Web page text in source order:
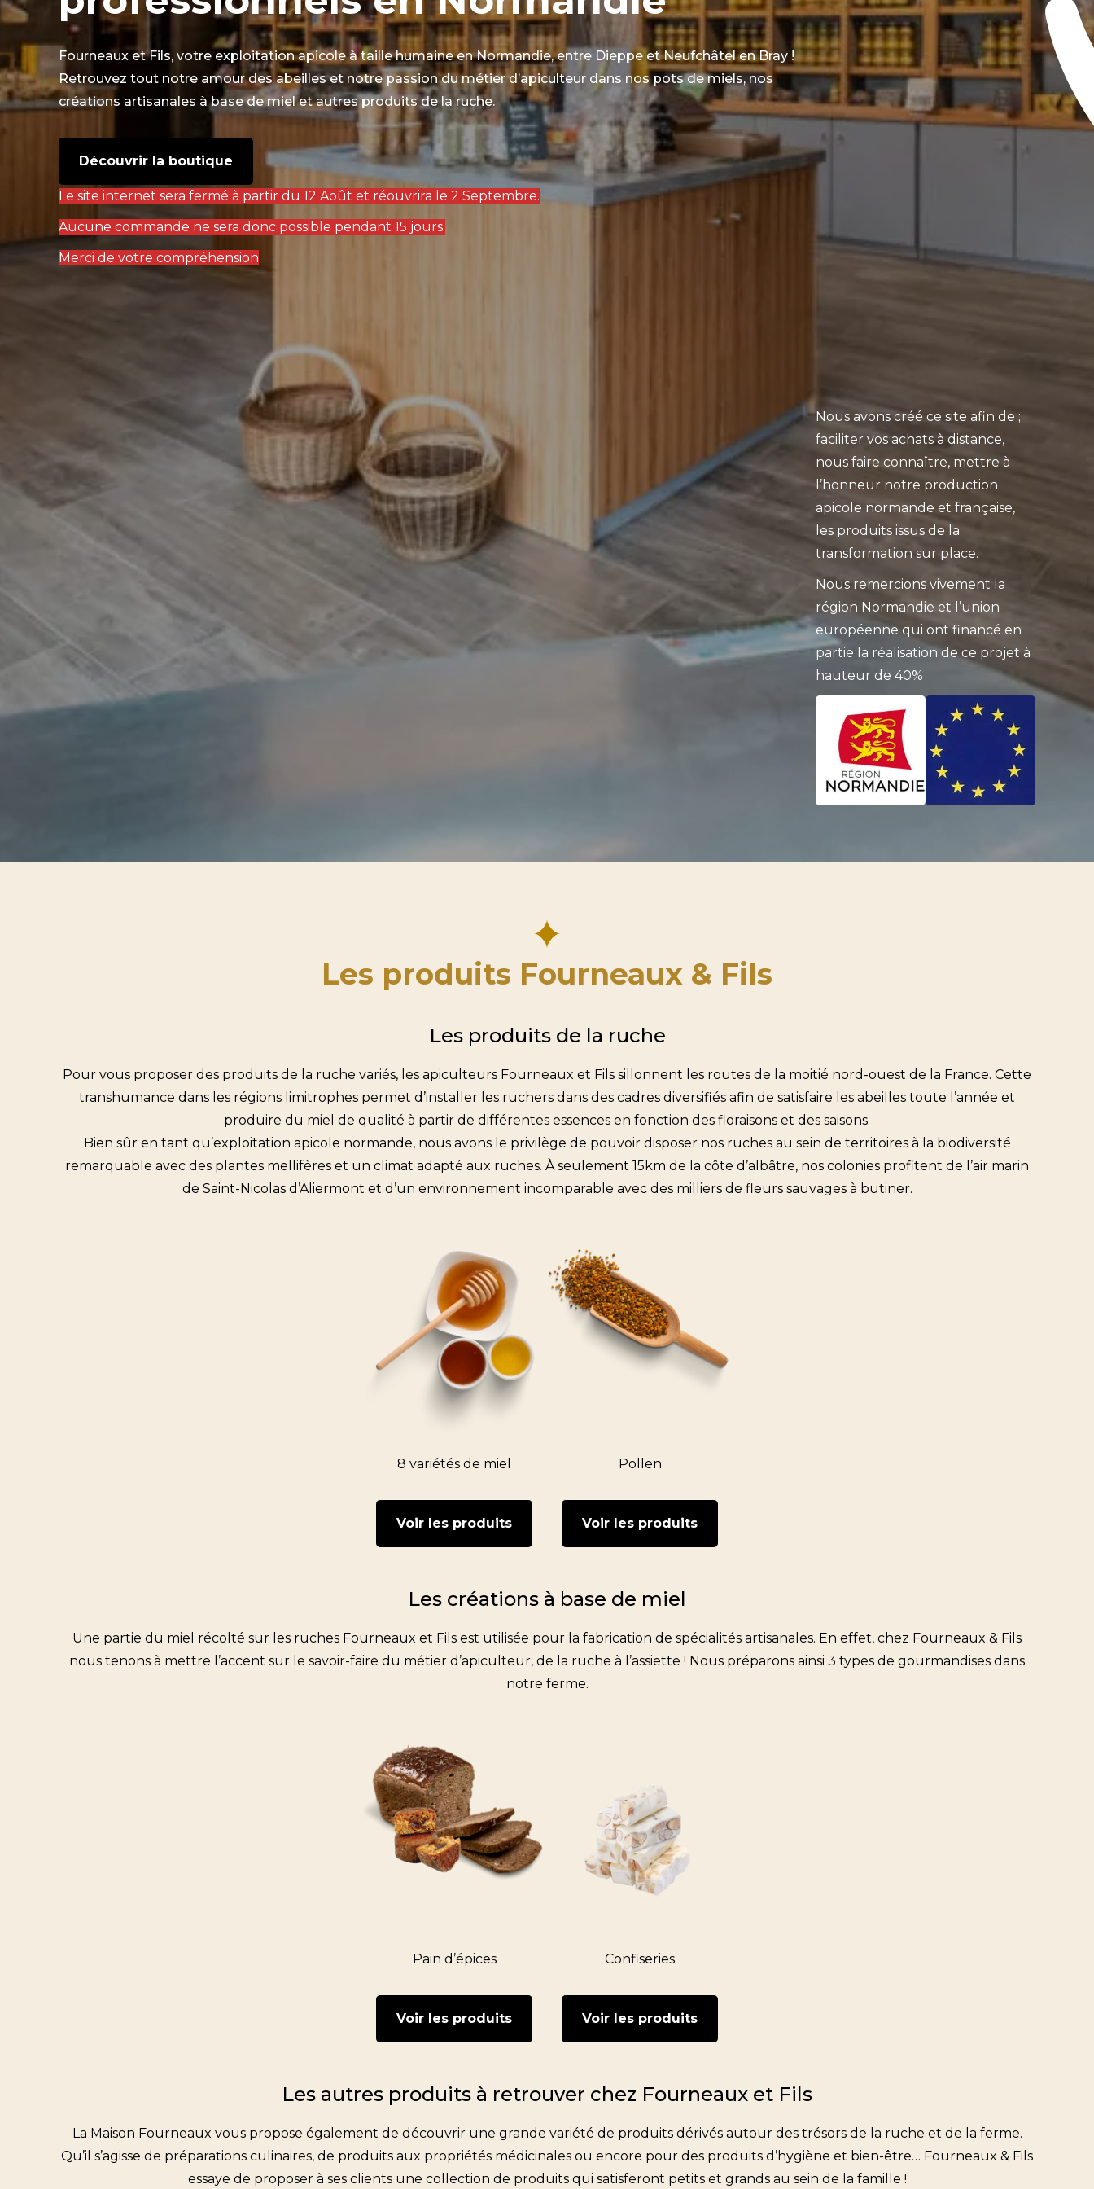
Fourneaux et Fils, votre exploitation apicole à taille humaine en Normandie, entre Dieppe et Neufchâtel en Bray !
Retrouvez tout notre amour des abeilles et notre passion du métier d’apiculteur dans nos pots de miels, nos
créations artisanales à base de miel et autres produits de la ruche.
Découvrir la boutique
Le site internet sera fermé à partir du 12 Août et réouvrira le 2 Septembre.
Aucune commande ne sera donc possible pendant 15 jours.
Merci de votre compréhension
Nous avons créé ce site afin de ;
faciliter vos achats à distance,
nous faire connaître, mettre à
l’honneur notre production
apicole normande et française,
les produits issus de la
transformation sur place.
Nous remercions vivement la
région Normandie et l’union
européenne qui ont financé en
partie la réalisation de ce projet à
hauteur de 40%
Les produits Fourneaux & Fils
Les produits de la ruche
Pour vous proposer des produits de la ruche variés, les apiculteurs Fourneaux et Fils sillonnent les routes de la moitié nord-ouest de la France. Cette
transhumance dans les régions limitrophes permet d’installer les ruchers dans des cadres diversifiés afin de satisfaire les abeilles toute l’année et
produire du miel de qualité à partir de différentes essences en fonction des floraisons et des saisons.
Bien sûr en tant qu’exploitation apicole normande, nous avons le privilège de pouvoir disposer nos ruches au sein de territoires à la biodiversité
remarquable avec des plantes mellifères et un climat adapté aux ruches. À seulement 15km de la côte d’albâtre, nos colonies profitent de l’air marin
de Saint-Nicolas d’Aliermont et d’un environnement incomparable avec des milliers de fleurs sauvages à butiner.
8 variétés de miel
Voir les produits
Pollen
Voir les produits
Les créations à base de miel
Une partie du miel récolté sur les ruches Fourneaux et Fils est utilisée pour la fabrication de spécialités artisanales. En effet, chez Fourneaux & Fils
nous tenons à mettre l’accent sur le savoir-faire du métier d’apiculteur, de la ruche à l’assiette ! Nous préparons ainsi 3 types de gourmandises dans
notre ferme.
Pain d’épices
Voir les produits
Confiseries
Voir les produits
Les autres produits à retrouver chez Fourneaux et Fils
La Maison Fourneaux vous propose également de découvrir une grande variété de produits dérivés autour des trésors de la ruche et de la ferme.
Qu’il s’agisse de préparations culinaires, de produits aux propriétés médicinales ou encore pour des produits d’hygiène et bien-être… Fourneaux & Fils
essaye de proposer à ses clients une collection de produits qui satisferont petits et grands au sein de la famille !